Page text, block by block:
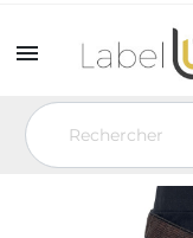

Vêtement de travail
en jeans Indigo Brown